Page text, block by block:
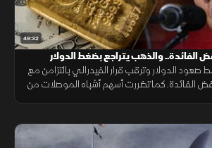
49:32
والذهب يتراجع بضغط الدولار
صعود الدولار وترقب قرار الفيدرالي بالتزامن مع
الفائدة. كما تضررت أسهم أشباه الموصلات من